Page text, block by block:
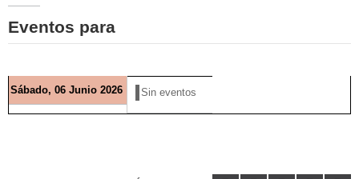
Eventos para
Sábado, 06 Junio 2026 Sin eventos